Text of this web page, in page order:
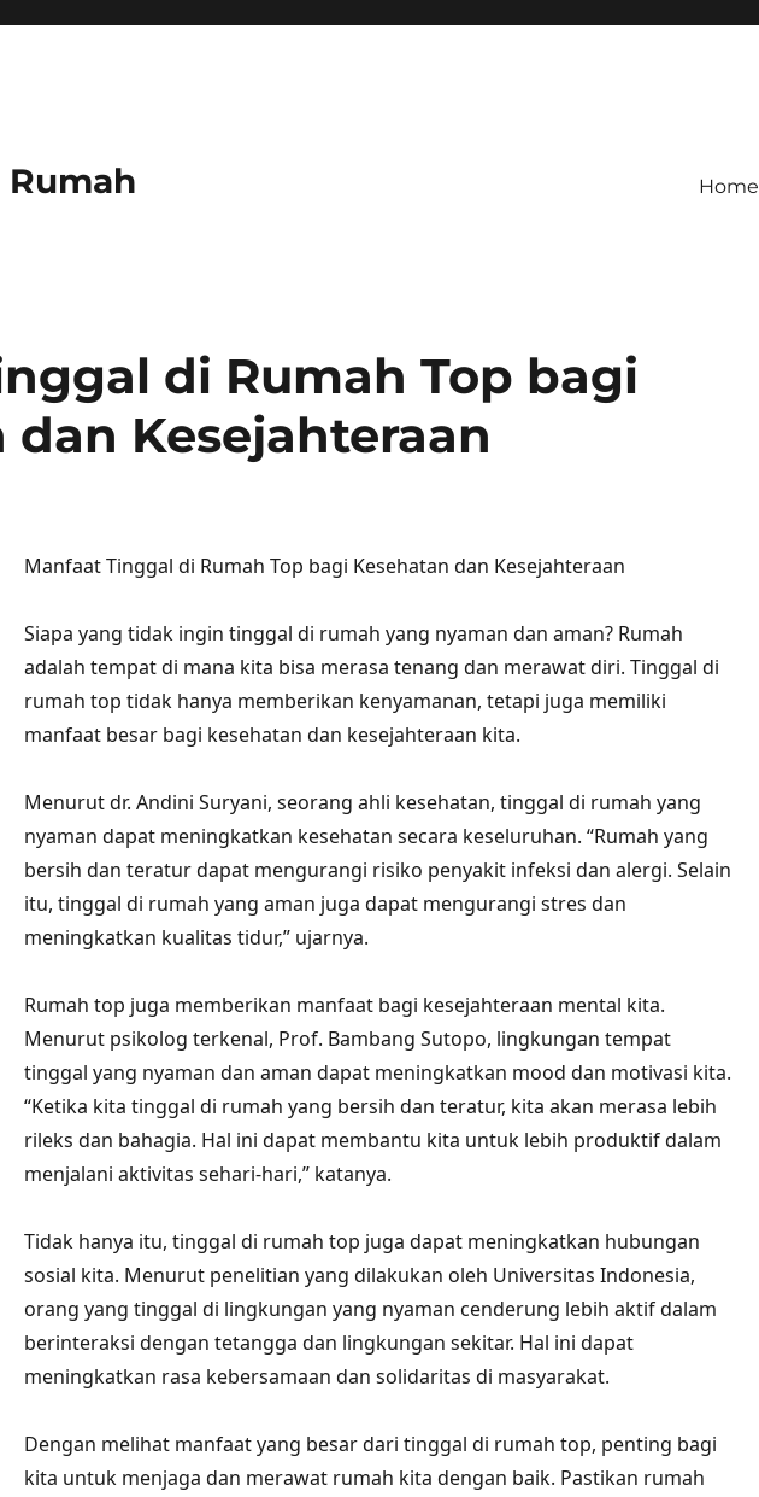
Home
di Rumah Top bagi
dan Kesejahteraan
Manfaat Tinggal di Rumah Top bagi Kesehatan dan Kesejahteraan
Siapa yang tidak ingin tinggal di rumah yang nyaman dan aman? Rumah
adalah tempat di mana kita bisa merasa tenang dan merawat diri. Tinggal di
rumah top tidak hanya memberikan kenyamanan, tetapi juga memiliki
manfaat besar bagi kesehatan dan kesejahteraan kita.
Menurut dr. Andini Suryani, seorang ahli kesehatan, tinggal di rumah yang
nyaman dapat meningkatkan kesehatan secara keseluruhan. “Rumah yang
bersih dan teratur dapat mengurangi risiko penyakit infeksi dan alergi. Selain
itu, tinggal di rumah yang aman juga dapat mengurangi stres dan
meningkatkan kualitas tidur,” ujarnya.
Rumah top juga memberikan manfaat bagi kesejahteraan mental kita.
Menurut psikolog terkenal, Prof. Bambang Sutopo, lingkungan tempat
tinggal yang nyaman dan aman dapat meningkatkan mood dan motivasi kita.
“Ketika kita tinggal di rumah yang bersih dan teratur, kita akan merasa lebih
rileks dan bahagia. Hal ini dapat membantu kita untuk lebih produktif dalam
menjalani aktivitas sehari-hari,” katanya.
Tidak hanya itu, tinggal di rumah top juga dapat meningkatkan hubungan
sosial kita. Menurut penelitian yang dilakukan oleh Universitas Indonesia,
orang yang tinggal di lingkungan yang nyaman cenderung lebih aktif dalam
berinteraksi dengan tetangga dan lingkungan sekitar. Hal ini dapat
meningkatkan rasa kebersamaan dan solidaritas di masyarakat.
Dengan melihat manfaat yang besar dari tinggal di rumah top, penting bagi
kita untuk menjaga dan merawat rumah kita dengan baik. Pastikan rumah